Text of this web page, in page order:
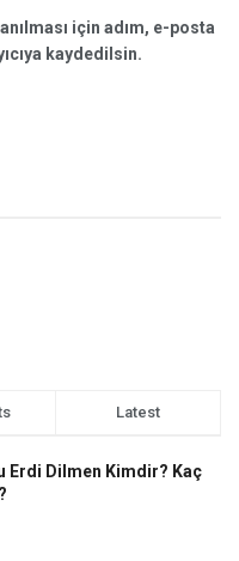
için adım, e-posta
kaydedilsin.
Latest
Erdi Dilmen Kimdir? Kaç